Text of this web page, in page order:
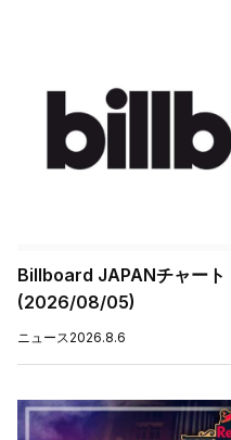
Billboard JAPANチャー
(2026/08/05)
ニュース2026.8.6